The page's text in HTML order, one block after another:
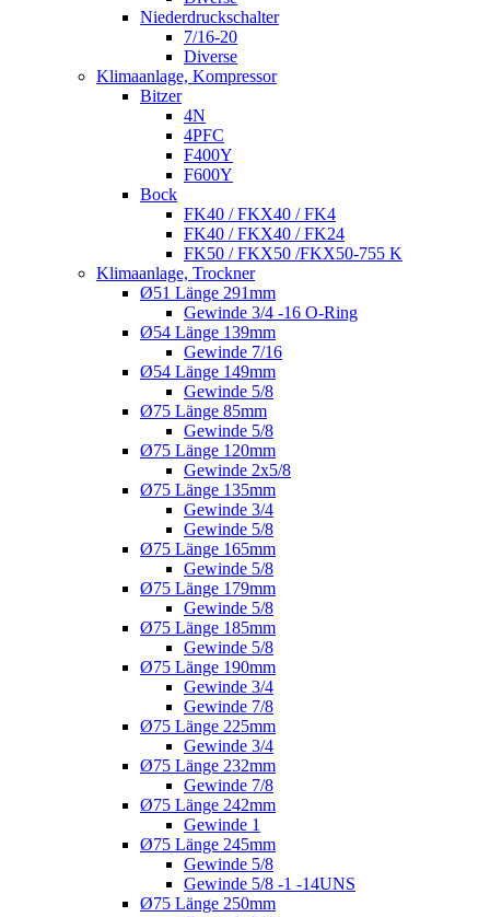
Niederdruckschalter
7/16-20
Diverse
Klimaanlage, Kompressor
Bitzer
4N
4PFC
F400Y
F600Y
Bock
FK40 / FKX40 / FK4
FK40 / FKX40 / FK24
FK50 / FKX50 /FKX50-755 K
Klimaanlage, Trockner
Ø51 Länge 291mm
Gewinde 3/4 -16 O-Ring
Ø54 Länge 139mm
Gewinde 7/16
Ø54 Länge 149mm
Gewinde 5/8
Ø75 Länge 85mm
Gewinde 5/8
Ø75 Länge 120mm
Gewinde 2x5/8
Ø75 Länge 135mm
Gewinde 3/4
Gewinde 5/8
Ø75 Länge 165mm
Gewinde 5/8
Ø75 Länge 179mm
Gewinde 5/8
Ø75 Länge 185mm
Gewinde 5/8
Ø75 Länge 190mm
Gewinde 3/4
Gewinde 7/8
Ø75 Länge 225mm
Gewinde 3/4
Ø75 Länge 232mm
Gewinde 7/8
Ø75 Länge 242mm
Gewinde 1
Ø75 Länge 245mm
Gewinde 5/8
Gewinde 5/8 -1 -14UNS
Ø75 Länge 250mm